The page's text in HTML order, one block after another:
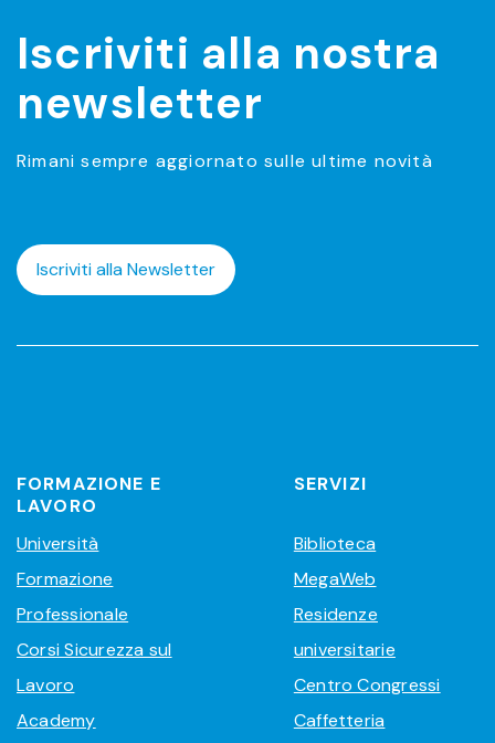
Iscriviti alla nostra
newsletter
Rimani sempre aggiornato sulle ultime novità
Iscriviti alla Newsletter
FORMAZIONE E
LAVORO
Università
Formazione
Professionale
Corsi Sicurezza sul
Lavoro
Academy
SERVIZI
Biblioteca
MegaWeb
Residenze
universitarie
Centro Congressi
Caffetteria